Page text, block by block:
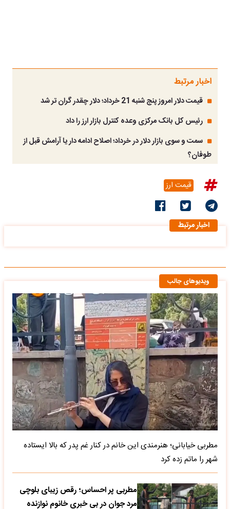
اخبار مرتبط
قیمت دلار امروز پنج شنبه 21 خرداد؛ دلار چقدر گران تر شد
رئیس کل بانک مرکزی وعده کنترل بازار ارز را داد
سمت و سوی بازار دلار در خرداد؛ اصلاح ادامه دار یا آرامش قبل از
طوفان؟
قیمت ارز
اخبار مرتبط
ویدیوهای جالب
مطربی خیابانی؛ هنرمندی این خانم در کنار غم پدر که بالا ایستاده
شهر را ماتم زده کرد
مطربی پر احساس؛ رقص زیبای بلوچی
مرد جوان در بی خبری خانوم نوازنده